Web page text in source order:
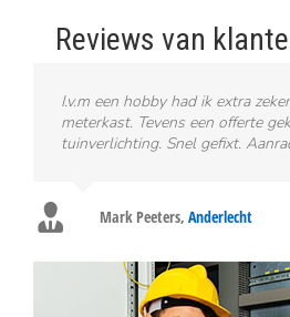
Reviews van
I.v.m een hobby had ik extra
meterkast. Tevens een offerte
tuinverlichting. Snel gefixt.
Mark Peeters, Anderlecht